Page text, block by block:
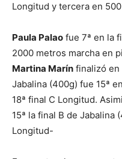
Longitud y tercera en
Paula Palao fue 7ª en la
2000 metros marcha en
Martina Marín finalizó en
Jabalina (400g) fue 15ª
18ª final C Longitud.
15ª la final B de Jabalina
Longitud-